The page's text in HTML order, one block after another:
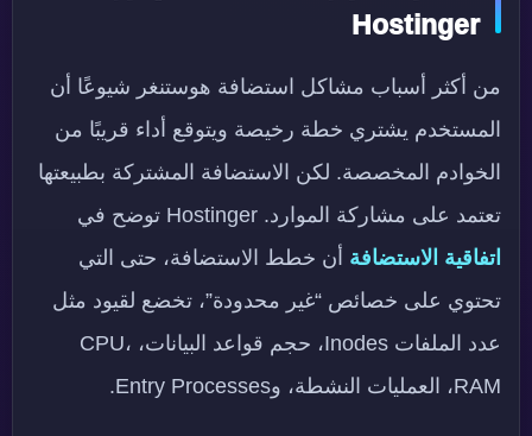
Hostinger
من أكثر أسباب مشاكل استضافة هوستنغر شيوعًا أن
المستخدم يشتري خطة رخيصة ويتوقع أداء قريبًا من
الخوادم المخصصة. لكن الاستضافة المشتركة بطبيعتها
تعتمد على مشاركة الموارد. Hostinger توضح في
اتفاقية الاستضافة أن خطط الاستضافة، حتى التي
تحتوي على خصائص “غير محدودة”، تخضع لقيود مثل
عدد الملفات Inodes، حجم قواعد البيانات، CPU،
RAM، العمليات النشطة، وEntry Processes.